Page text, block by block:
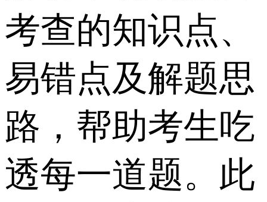
考查的知识点、
易错点及解题思
路，帮助考生吃
透每一道题。此